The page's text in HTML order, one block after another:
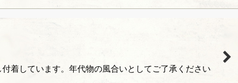
着しています。年代物の風合いとしてご了承ください